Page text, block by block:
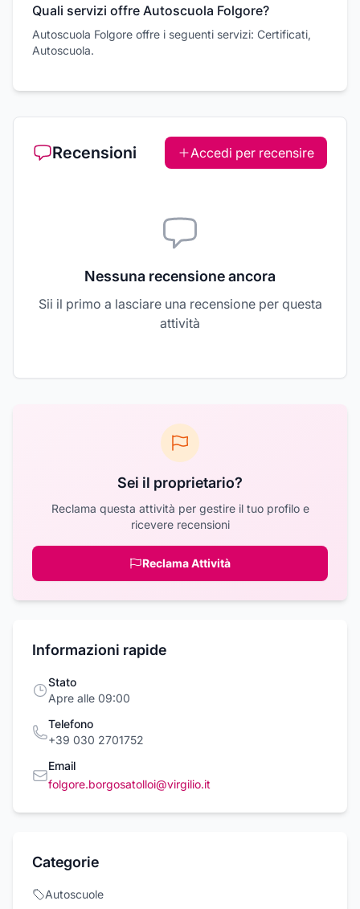
Quali servizi offre Autoscuola Folgore?
Autoscuola Folgore offre i seguenti servizi: Certificati,
Autoscuola.
Recensioni Accedi per recensire
Nessuna recensione ancora
Sii il primo a lasciare una recensione per questa
attività
Sei il proprietario?
Reclama questa attività per gestire il tuo profilo e
ricevere recensioni
Reclama Attività
Informazioni rapide
Stato
Apre alle 09:00
Telefono
+39 030 2701752
Email
folgore.borgosatolloi@virgilio.it
Categorie
Autoscuole